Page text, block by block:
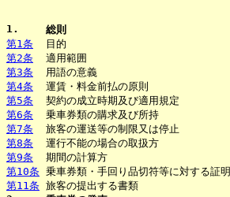
1.
総則
第1条
目的
第2条
適用範囲
第3条
用語の意義
第4条
運賃・料金前払の原則
第5条
契約の成立時期及び適用規定
第6条
乗車券類の購求及び所持
第7条
旅客の運送等の制限又は停止
第8条
運行不能の場合の取扱方
第9条
期間の計算方
第10条 乗車券類・手回り品切符等に対する証明
第11条 旅客の提出する書類